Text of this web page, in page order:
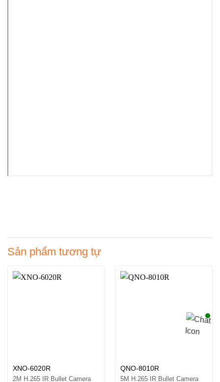
Sản phẩm tương tự
XNO-6020R
2M H.265 IR Bullet Camera
QNO-8010R
5M H.265 IR Bullet Camera